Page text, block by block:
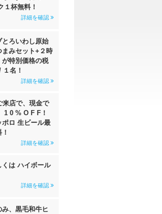
１杯無料！
詳細を確認
とろいわし原始
まみセット+２時
が特別価格の税
名！
詳細を確認
来店で、現金で
1 0 % O F F！
ポロ 生ビール最
詳細を確認
くは ハイボール
詳細を確認
、黒毛和牛ヒ